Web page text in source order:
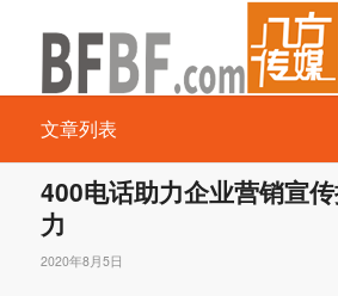
文章列表
400电话助力企业营销宣
力
2020年8月5日